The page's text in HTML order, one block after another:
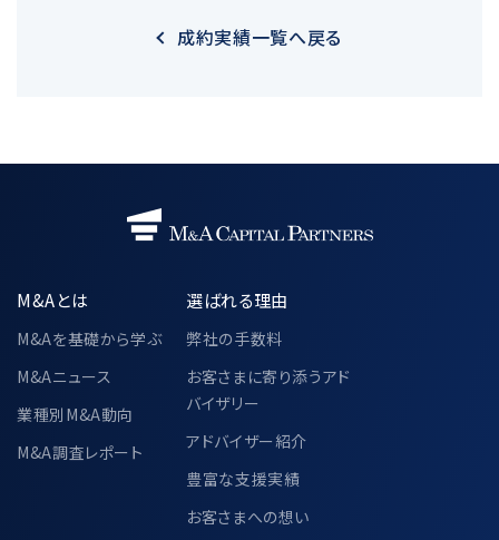
成約実績一覧へ戻る
M&Aとは
M&Aを基礎から学ぶ
M&Aニュース
業種別M&A動向
M&A調査レポート
選ばれる理由
弊社の手数料
お客さまに寄り添うアド
バイザリー
アドバイザー紹介
豊富な支援実績
お客さまへの想い